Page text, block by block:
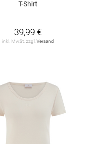
T-Shirt
39,99 €
inkl. MwSt. zzgl.Versand